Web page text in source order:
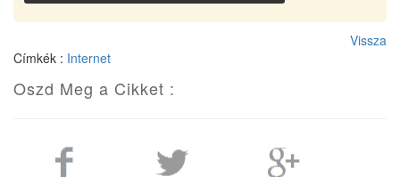
Vissza
Címkék : Internet
Oszd Meg a Cikket :